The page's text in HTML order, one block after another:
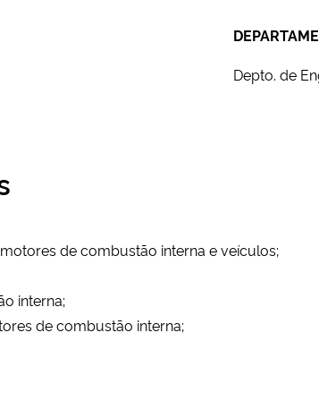
Depto. de
de combustão interna e veículos;
interna;
de combustão interna;